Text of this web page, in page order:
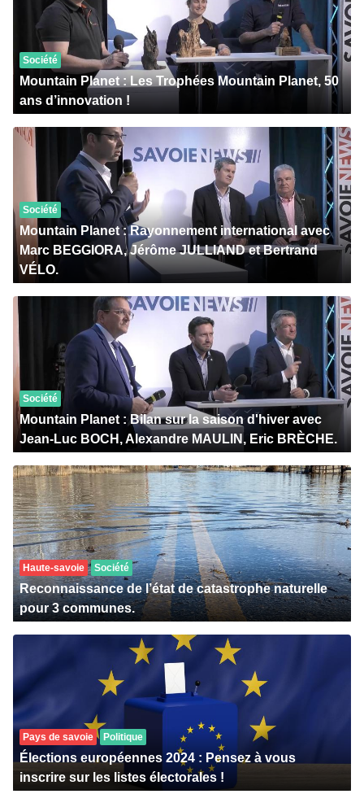
Société
Mountain Planet : Les Trophées Mountain Planet, 50
ans d’innovation !
Société
Mountain Planet : Rayonnement international avec
Marc BEGGIORA, Jérôme JULLIAND et Bertrand
VÉLO.
Société
Mountain Planet : Bilan sur la saison d'hiver avec
Jean-Luc BOCH, Alexandre MAULIN, Eric BRÈCHE.
Haute-savoie Société
Reconnaissance de l’état de catastrophe naturelle
pour 3 communes.
Pays de savoie Politique
Élections européennes 2024 : Pensez à vous
inscrire sur les listes électorales !